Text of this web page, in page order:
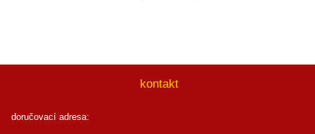
kontakt
doručovací adresa: